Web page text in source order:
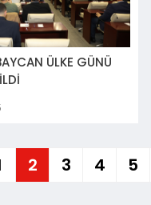
ÜLKE GÜNÜ
2 3 4 5